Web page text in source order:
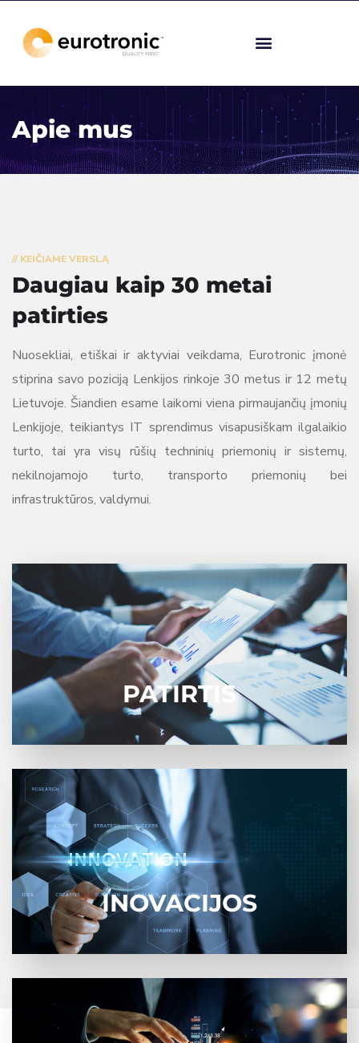
Apie mus
// KEIČIAME VERSLĄ
Daugiau kaip 30 metai
patirties
Nuosekliai, etiškai ir aktyviai veikdama, Eurotronic įmonė
stiprina savo poziciją Lenkijos rinkoje 30 metus ir 12 metų
Lietuvoje. Šiandien esame laikomi viena pirmaujančių įmonių
Lenkijoje, teikiantys IT sprendimus visapusiškam ilgalaikio
turto, tai yra visų rūšių techninių priemonių ir sistemų,
nekilnojamojo turto, transporto priemonių bei
infrastruktūros, valdymui.
Kuriame ateitį naudodamiesi praeities patirtimi. Ji
nukreipia mus tinkamalinkme.
PATIRTIS
Troškimas būti pirmiems skatina inovacijas.
Patikrinkite mūsų pasiūlymą dėl pasaulinės klasės
CMMS/EAM sistemų.
INOVACIJOS